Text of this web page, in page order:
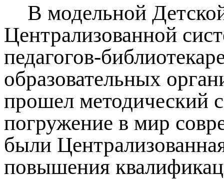
В модельной
Централизованной
педагогов-
образовательных
прошел методический
погружение в мир
были
повышения